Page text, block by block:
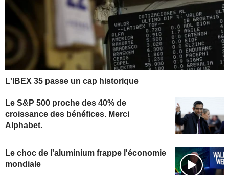
L'IBEX 35 passe un cap historique
Le S&P 500 proche des 40% de
croissance des bénéfices. Merci
Alphabet.
Le choc de l'aluminium frappe l'économie
mondiale